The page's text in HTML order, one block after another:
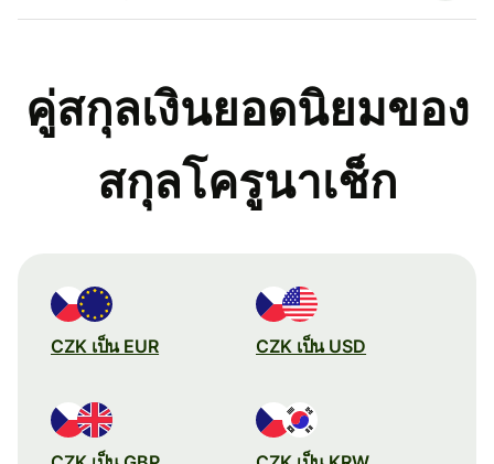
คู่สกุลเงินยอดนิยมของ
สกุลโครูนาเช็ก
CZK เป็น EUR CZK เป็น USD